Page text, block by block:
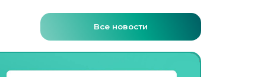
Все новости